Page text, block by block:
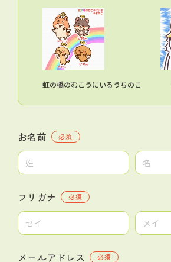
虹の橋のむこうにいるうちのこ
お名前 必須
フリガナ 必須
メールアドレス 必須